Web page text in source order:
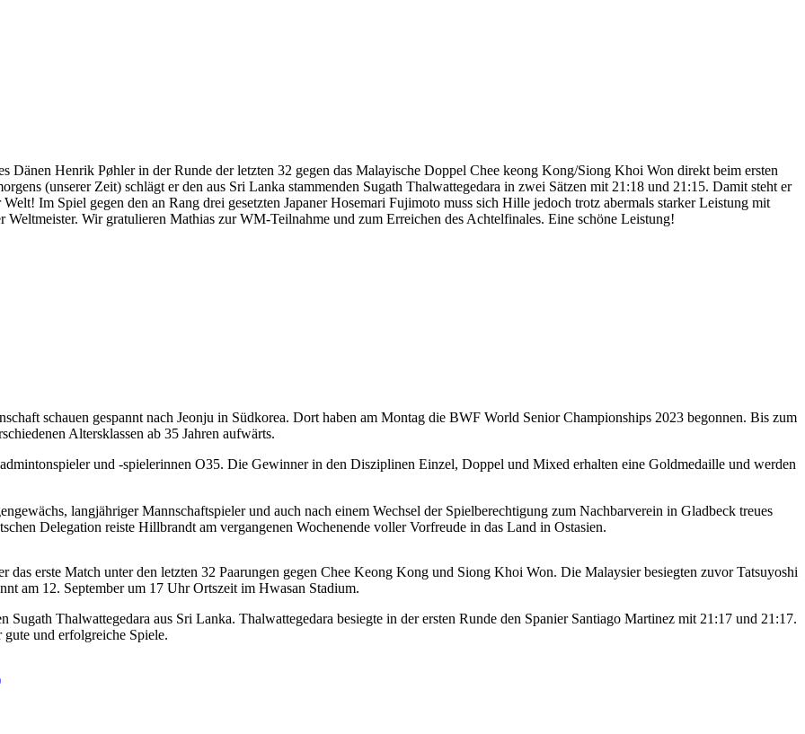
Dänen Henrik Pøhler in der Runde der letzten 32 gegen das Malayische Doppel Chee keong Kong/Siong Khoi Won direkt beim ersten
(unserer Zeit) schlägt er den aus Sri Lanka stammenden Sugath Thalwattegedara in zwei Sätzen mit 21:18 und 21:15. Damit steht er
Im Spiel gegen den an Rang drei gesetzten Japaner Hosemari Fujimoto muss sich Hille jedoch trotz abermals starker Leistung mit
Weltmeister. Wir gratulieren Mathias zur WM-Teilnahme und zum Erreichen des Achtelfinales. Eine schöne Leistung!
schauen gespannt nach Jeonju in Südkorea. Dort haben am Montag die BWF World Senior Championships 2023 begonnen. Bis zum
Altersklassen ab 35 Jahren aufwärts.
und -spielerinnen O35. Die Gewinner in den Disziplinen Einzel, Doppel und Mixed erhalten eine Goldmedaille und werden
langjähriger Mannschaftspieler und auch nach einem Wechsel der Spielberechtigung zum Nachbarverein in Gladbeck treues
Delegation reiste Hillbrandt am vergangenen Wochenende voller Vorfreude in das Land in Ostasien.
erste Match unter den letzten 32 Paarungen gegen Chee Keong Kong und Siong Khoi Won. Die Malaysier besiegten zuvor Tatsuyoshi
am 12. September um 17 Uhr Ortszeit im Hwasan Stadium.
Thalwattegedara aus Sri Lanka. Thalwattegedara besiegte in der ersten Runde den Spanier Santiago Martinez mit 21:17 und 21:17.
und erfolgreiche Spiele.